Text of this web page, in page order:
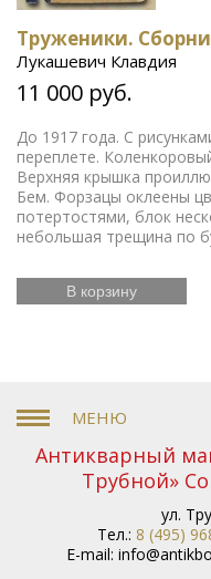
Труженики.
Лукашевич Клавдия
11 000 руб.
До 1917 года. С
переплете.
Верхняя крышка
Бем. Форзацы оклеены
потертостями, блок
небольшая трещина по
В корзину
Антикварный
Трубной»
ул.
Тел.: 8 (495)
E-mail: